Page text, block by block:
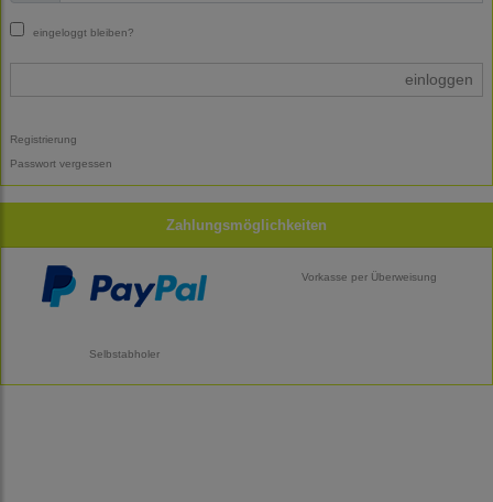
eingeloggt bleiben?
einloggen
Registrierung
Passwort vergessen
Zahlungsmöglichkeiten
Vorkasse per Überweisung
Selbstabholer